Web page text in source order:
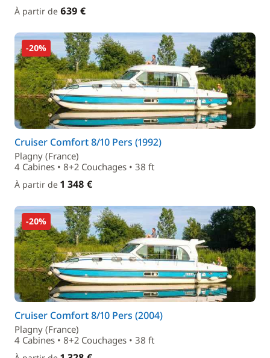
À partir de 639 €
-20%
Cruiser Comfort 8/10 Pers (1992)
Plagny (France)
4 Cabines • 8+2 Couchages • 38 ft
À partir de 1 348 €
-20%
Cruiser Comfort 8/10 Pers (2004)
Plagny (France)
4 Cabines • 8+2 Couchages • 38 ft